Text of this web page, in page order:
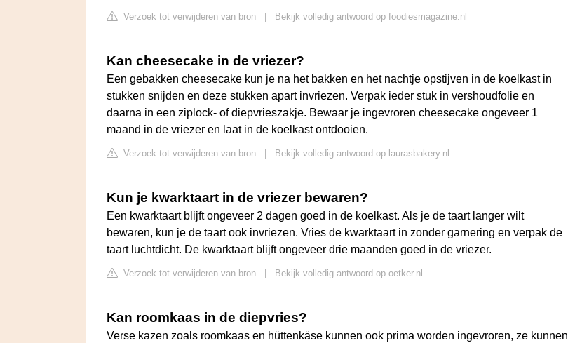
Verzoek tot verwijderen van bron Bekijk volledig antwoord op foodiesmagazine.nl
Kan cheesecake in de vriezer?
Een gebakken cheesecake kun je na het bakken en het nachtje opstijven in de koelkast in
stukken snijden en deze stukken apart invriezen. Verpak ieder stuk in vershoudfolie en
daarna in een ziplock- of diepvrieszakje. Bewaar je ingevroren cheesecake ongeveer 1
maand in de vriezer en laat in de koelkast ontdooien.
Verzoek tot verwijderen van bron Bekijk volledig antwoord op laurasbakery.nl
Kun je kwarktaart in de vriezer bewaren?
Een kwarktaart blijft ongeveer 2 dagen goed in de koelkast. Als je de taart langer wilt
bewaren, kun je de taart ook invriezen. Vries de kwarktaart in zonder garnering en verpak de
taart luchtdicht. De kwarktaart blijft ongeveer drie maanden goed in de vriezer.
Verzoek tot verwijderen van bron Bekijk volledig antwoord op oetker.nl
Kan roomkaas in de diepvries?
Verse kazen zoals roomkaas en hüttenkäse kunnen ook prima worden ingevroren, ze kunnen